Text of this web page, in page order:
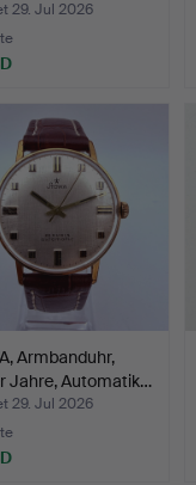
29. Jul 2026
Armbanduhr,
Jahre, Automatik…
29. Jul 2026